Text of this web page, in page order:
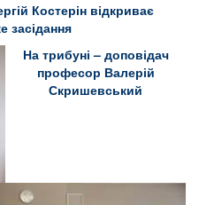
Костерін відкриває
засідання
На трибуні – доповідач
професор Валерій
Скришевський